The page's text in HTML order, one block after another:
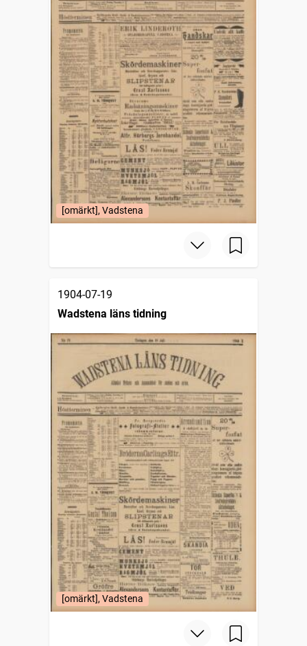
[omärkt], Vadstena
1904-07-19
Wadstena läns tidning
[omärkt], Vadstena